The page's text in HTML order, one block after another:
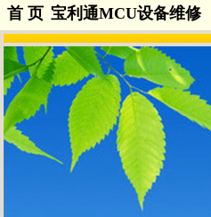
首 页 宝利通MCU设备维修